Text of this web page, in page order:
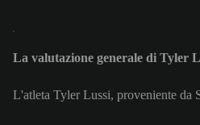
La valutazione generale di Tyler
L'atleta Tyler Lussi, proveniente da